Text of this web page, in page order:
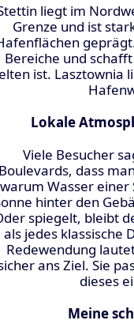
liegt im
Grenze und ist
Bereiche und
ist. Lasztownia
Lokale
Viele Besucher
Boulevards, dass
warum Wasser einer
hinter den
spiegelt, bleibt
als jedes klassische
Redewendung
ans Ziel. Sie
dieses
Meine